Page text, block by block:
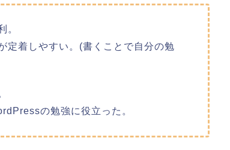
。
定着しやすい。(書くことで自分の勉
の勉強に役立った。